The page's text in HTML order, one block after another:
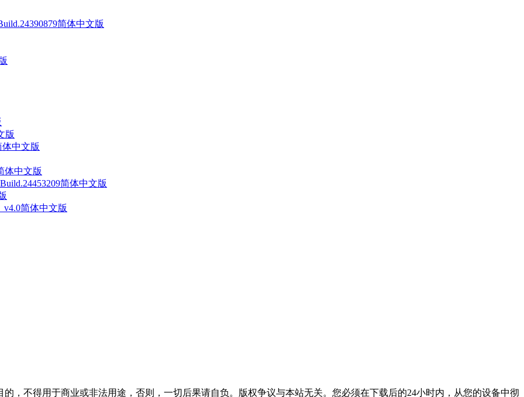
简体中文版
版
体中文版
体中文版
简体中文版
v4.0简体中文版
，不得用于商业或非法用途，否则，一切后果请自负。版权争议与本站无关。您必须在下载后的24小时内，从您的设备中彻